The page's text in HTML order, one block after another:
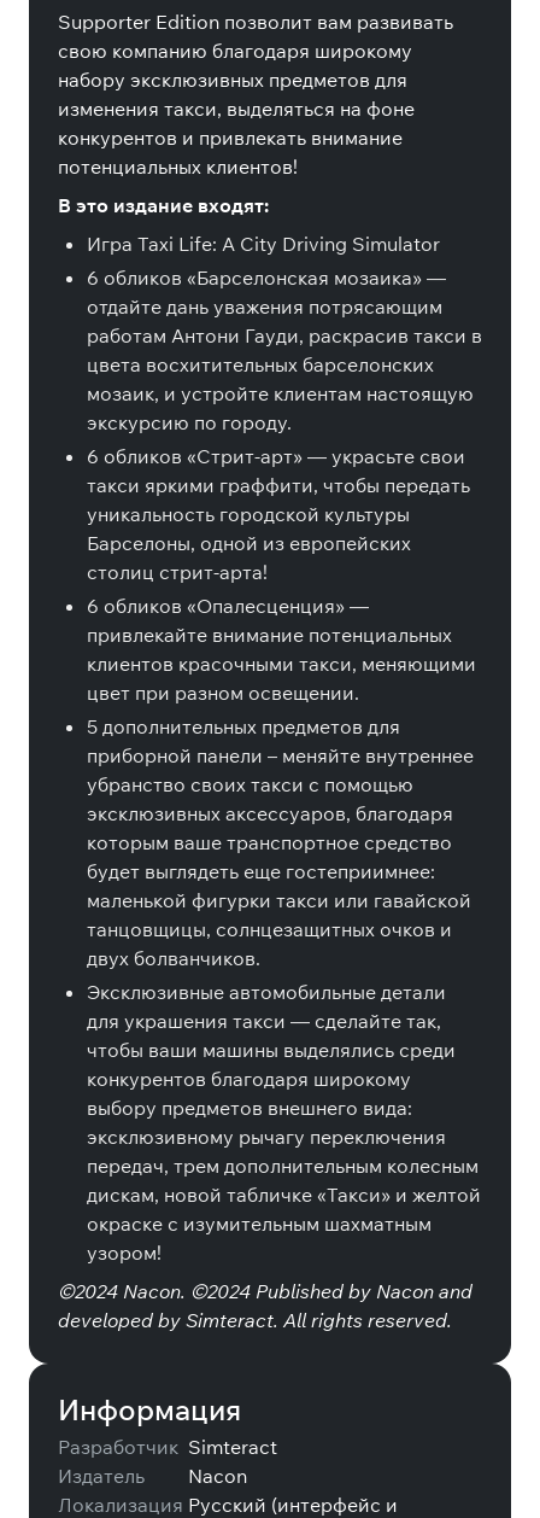
Supporter Edition позволит вам развивать
свою компанию благодаря широкому
набору эксклюзивных предметов для
изменения такси, выделяться на фоне
конкурентов и привлекать внимание
потенциальных клиентов!
В это издание входят:
Игра Taxi Life: A City Driving Simulator
6 обликов «Барселонская мозаика» —
отдайте дань уважения потрясающим
работам Антони Гауди, раскрасив такси в
цвета восхитительных барселонских
мозаик, и устройте клиентам настоящую
экскурсию по городу.
6 обликов «Стрит-арт» — украсьте свои
такси яркими граффити, чтобы передать
уникальность городской культуры
Барселоны, одной из европейских
столиц стрит-арта!
6 обликов «Опалесценция» —
привлекайте внимание потенциальных
клиентов красочными такси, меняющими
цвет при разном освещении.
5 дополнительных предметов для
приборной панели – меняйте внутреннее
убранство своих такси с помощью
эксклюзивных аксессуаров, благодаря
которым ваше транспортное средство
будет выглядеть еще гостеприимнее:
маленькой фигурки такси или гавайской
танцовщицы, солнцезащитных очков и
двух болванчиков.
Эксклюзивные автомобильные детали
для украшения такси — сделайте так,
чтобы ваши машины выделялись среди
конкурентов благодаря широкому
выбору предметов внешнего вида:
эксклюзивному рычагу переключения
передач, трем дополнительным колесным
дискам, новой табличке «Такси» и желтой
окраске с изумительным шахматным
узором!
©2024 Nacon. ©2024 Published by Nacon and
developed by Simteract. All rights reserved.
Информация
Разработчик Simteract
Издатель
Nacon
Локализация Русский (интерфейс и